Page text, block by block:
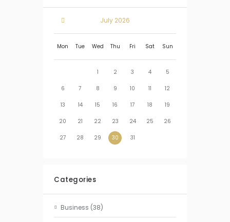
July 2026
Mon Tue Wed Thu Fri Sat Sun
1 2 3 4 5
6 7 8 9 10 11 12
13 14 15 16 17 18 19
20 21 22 23 24 25 26
27 28 29 30 31
Categories
Business (38)